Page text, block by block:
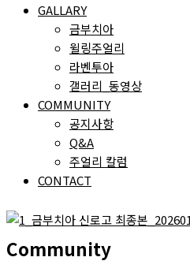
GALLARY
금부치아
윌링주얼리
라벤투아
갤러리_동영상
COMMUNITY
공지사항
Q&A
주얼리 칼럼
CONTACT
Community